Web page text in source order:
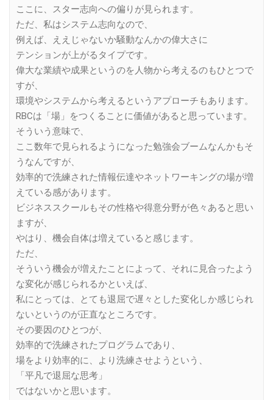
ここに、スター志向への偏りが見られます。
ただ、私はシステム志向なので、
例えば、ええじゃないか騒動なんかの偉大さに
テンションが上がるタイプです。
偉大な業績や成果というのを人物から考えるのもひとつで
すが、
環境やシステムから考えるというアプローチもあります。
RBCは「場」をつくることに価値があると思っています。
そういう意味で、
ここ数年で見られるようになった勉強会ブームなんかもそ
うなんですが、
効率的で洗練された情報伝達やネットワーキングの場が増
えている感があります。
ビジネススクールもその性格や得意分野が色々あると思い
ますが、
やはり、機会自体は増えていると感じます。
ただ、
そういう機会が増えたことによって、それに見合ったよう
な変化が感じられるかといえば、
私にとっては、とても退屈で遅々とした変化しか感じられ
ないというのが正直なところです。
その要因のひとつが、
効率的で洗練されたプログラムであり、
場をより効率的に、より洗練させようという、
「平凡で退屈な思考」
ではないかと思います。